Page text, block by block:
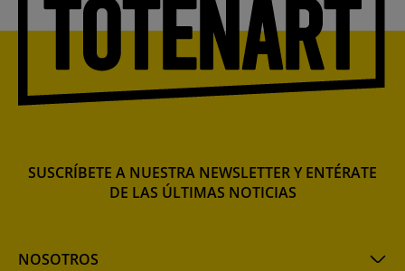
NOSOTROS
SUSCRÍBETE A NUESTRA NEWSLETTER Y ENTÉRATE
DE LAS ÚLTIMAS NOTICIAS